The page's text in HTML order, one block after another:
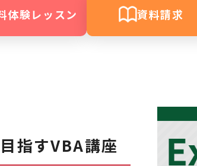
体験レッスン 資料請求
指すVBA講座